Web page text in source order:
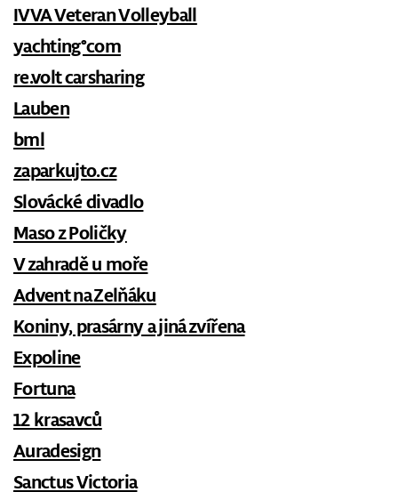
IVVA Veteran Volleyball
yachting°com
re.volt carsharing
Lauben
bml
zaparkujto.cz
Slovácké divadlo
Maso z Poličky
V zahradě u moře
Advent na Zelňáku
Koniny, prasárny a jiná zvířena
Expoline
Fortuna
12 krasavců
Auradesign
Sanctus Victoria